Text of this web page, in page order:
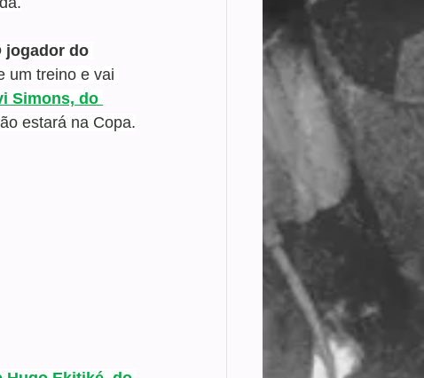
jogador do
um treino e vai
Simons, do
estará na Copa.